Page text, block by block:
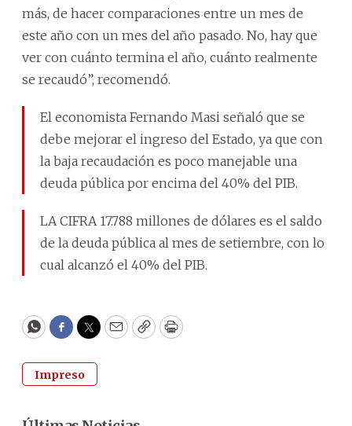
más, de hacer comparaciones entre un mes de
este año con un mes del año pasado. No, hay que
ver con cuánto termina el año, cuánto realmente
se recaudó”, recomendó.
El economista Fernando Masi señaló que se
debe mejorar el ingreso del Estado, ya que con
la baja recaudación es poco manejable una
deuda pública por encima del 40% del PIB.
LA CIFRA 17.788 millones de dólares es el saldo
de la deuda pública al mes de setiembre, con lo
cual alcanzó el 40% del PIB.
WhatsApp
Facebook
Twitter
EmailCopyPrint
Impreso